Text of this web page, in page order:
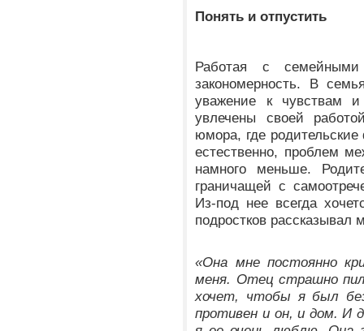
Понять и отпустить
Работая с
закономерность. В
уважение к чувствам
увлечены своей
юмора, где
естественно, проблем
намного меньше.
граничащей с
Из-под нее всегда
подростков рассказывал
«Она мне постоянно
меня. Отец страшно
хочет, чтобы я был
противен и он, и дом. И